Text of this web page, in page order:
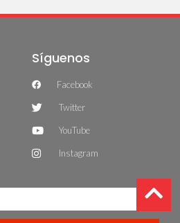
Síguenos
Facebook
Twitter
YouTube
Instagram